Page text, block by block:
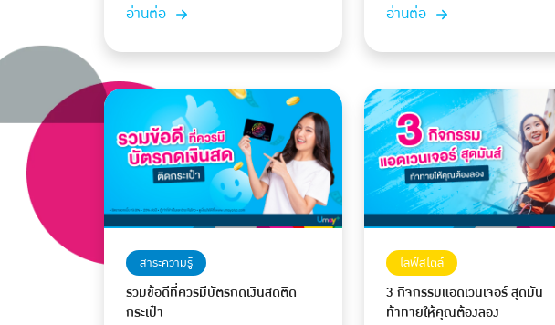
อ่านต่อ อ่านต่อ
สาระความรู้
รวมข้อดีที่ควรมีบัตรกดเงินสดติด
กระเป๋า
ไลฟ์สไตล์
3 กิจกรรมแอดเวนเจอร์ สุดมัน
ท้าทายให้คุณต้องลอง